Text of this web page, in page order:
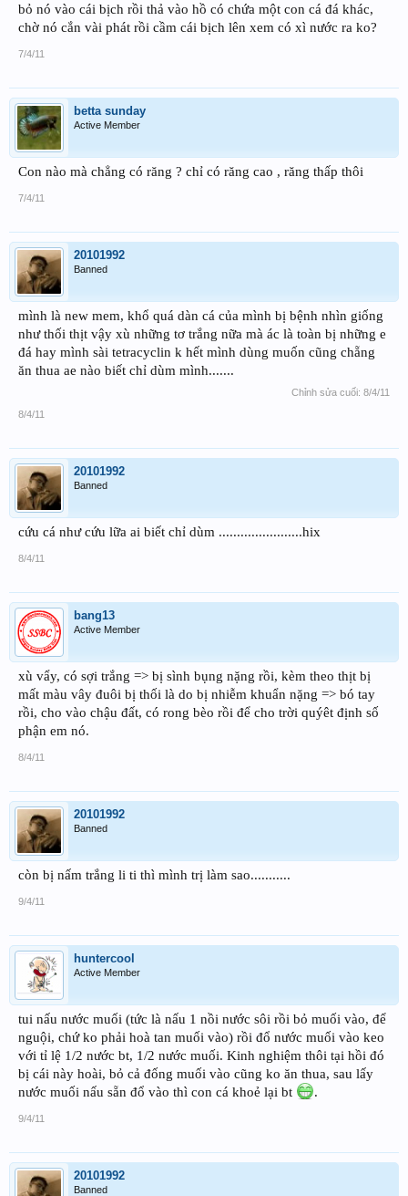
bỏ nó vào cái bịch rồi thả vào hồ có chứa một con cá đá khác,
chờ nó cắn vài phát rồi cầm cái bịch lên xem có xì nước ra ko?
7/4/11
betta sunday
Active Member
Con nào mà chẳng có răng ? chỉ có răng cao , răng thấp thôi
7/4/11
20101992
Banned
mình là new mem, khổ quá dàn cá của mình bị bệnh nhìn giống
như thối thịt vậy xù những tơ trắng nữa mà ác là toàn bị những e
đá hay mình sài tetracyclin k hết mình dùng muốn cũng chẵng
ăn thua ae nào biết chỉ dùm mình.......
Chỉnh sửa cuối: 8/4/11
8/4/11
20101992
Banned
cứu cá như cứu lữa ai biết chỉ dùm .......................hix
8/4/11
bang13
Active Member
xù vẩy, có sợi trắng => bị sình bụng nặng rồi, kèm theo thịt bị
mất màu vây đuôi bị thối là do bị nhiễm khuẩn nặng => bó tay
rồi, cho vào chậu đất, có rong bèo rồi để cho trời quýêt định số
phận em nó.
8/4/11
20101992
Banned
còn bị nấm trắng li ti thì mình trị làm sao...........
9/4/11
huntercool
Active Member
tui nấu nước muối (tức là nấu 1 nồi nước sôi rồi bỏ muối vào, để
nguội, chứ ko phải hoà tan muối vào) rồi đổ nước muối vào keo
với tỉ lệ 1/2 nước bt, 1/2 nước muối. Kinh nghiệm thôi tại hồi đó
bị cái này hoài, bỏ cả đống muối vào cũng ko ăn thua, sau lấy
nước muối nấu sẵn đổ vào thì con cá khoẻ lại bt
.
9/4/11
20101992
Banned